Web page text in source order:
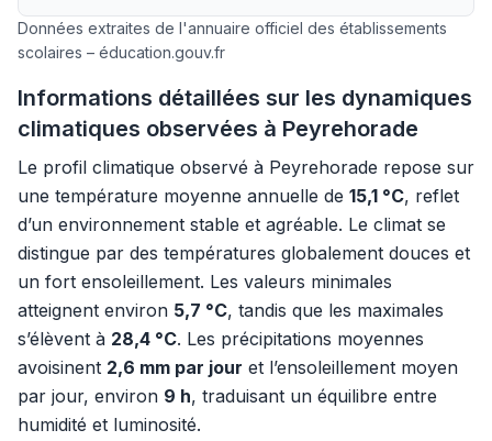
Données extraites de l'annuaire officiel des établissements
scolaires – éducation.gouv.fr
Informations détaillées sur les dynamiques
climatiques observées à Peyrehorade
Le profil climatique observé à Peyrehorade repose sur
une température moyenne annuelle de 15,1 °C, reflet
d’un environnement stable et agréable. Le climat se
distingue par des températures globalement douces et
un fort ensoleillement. Les valeurs minimales
atteignent environ 5,7 °C, tandis que les maximales
s’élèvent à 28,4 °C. Les précipitations moyennes
avoisinent 2,6 mm par jour et l’ensoleillement moyen
par jour, environ 9 h, traduisant un équilibre entre
humidité et luminosité.